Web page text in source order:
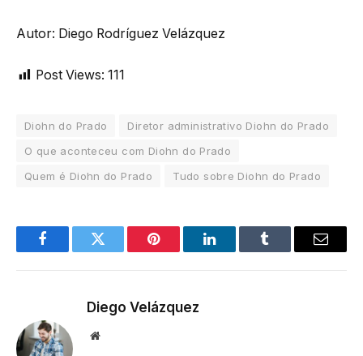
Autor: Diego Rodríguez Velázquez
Post Views: 111
Diohn do Prado
Diretor administrativo Diohn do Prado
O que aconteceu com Diohn do Prado
Quem é Diohn do Prado
Tudo sobre Diohn do Prado
FacebookTwitter Pinterest LinkedInTumblr Email
Diego Velázquez
Website